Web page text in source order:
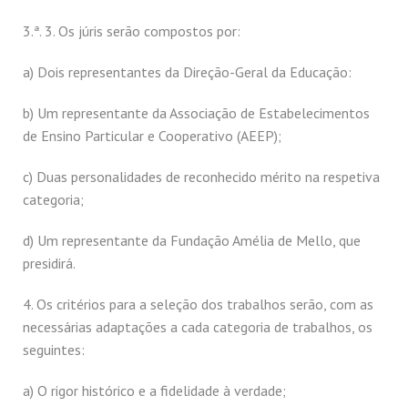
3.ª. 3. Os júris serão compostos por:
a) Dois representantes da Direção-Geral da Educação:
b) Um representante da Associação de Estabelecimentos
de Ensino Particular e Cooperativo (AEEP);
c) Duas personalidades de reconhecido mérito na respetiva
categoria;
d) Um representante da Fundação Amélia de Mello, que
presidirá.
4. Os critérios para a seleção dos trabalhos serão, com as
necessárias adaptações a cada categoria de trabalhos, os
seguintes:
a) O rigor histórico e a fidelidade à verdade;